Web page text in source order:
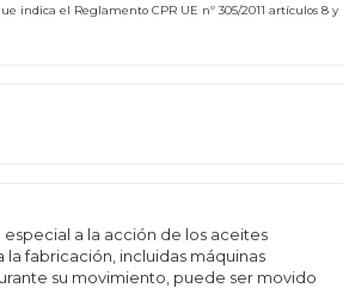
indica el Reglamento CPR UE nº 305/2011 artículos 8 y
a la acción de los aceites
fabricación, incluidas máquinas
su movimiento, puede ser movido